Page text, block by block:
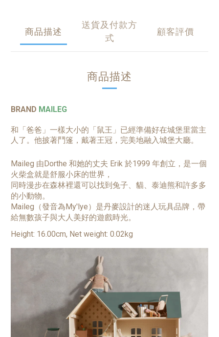
商品描述
送貨及付款方
式
顧客評價
商品描述
BRAND MAILEG
和「爸爸」一樣大小的「鼠王」已經準備好在城堡里當主
人了。他披著鬥篷，戴著王冠，完美地融入城堡大廳。
Maileg 由Dorthe 和她的丈夫 Erik 於1999 年創立，是一個
火柴盒就是舒服小床的世界，
同時漫步在森林裡還可以找到兔子、貓、泰迪熊和許多多
的小動物。
Maileg（發音為My'lye）是丹麥設計的迷人玩具品牌，帶
給無數孩子與大人美好的遊戲時光。
Height: 16.00cm, Net weight: 0.02kg